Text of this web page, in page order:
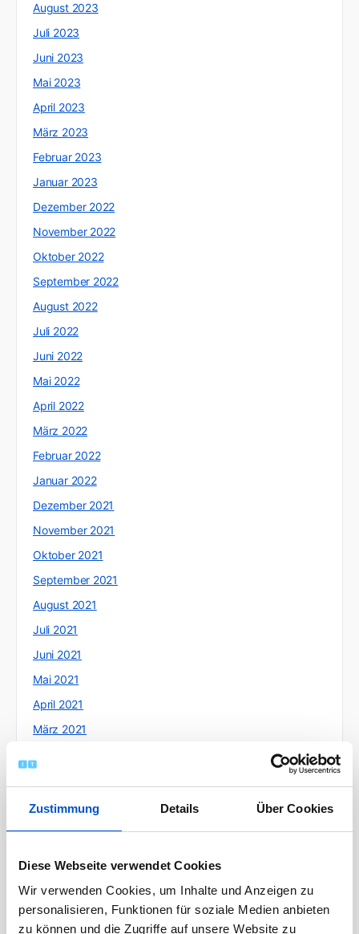
Zustimmung Details Über Cookies
Diese Webseite verwendet Cookies
Wir verwenden Cookies, um Inhalte und Anzeigen zu
personalisieren, Funktionen für soziale Medien anbieten
zu können und die Zugriffe auf unsere Website zu
August 2023
Juli 2023
Juni 2023
Mai 2023
April 2023
März 2023
Februar 2023
Januar 2023
Dezember 2022
November 2022
Oktober 2022
September 2022
August 2022
Juli 2022
Juni 2022
Mai 2022
April 2022
März 2022
Februar 2022
Januar 2022
Dezember 2021
November 2021
Oktober 2021
September 2021
August 2021
Juli 2021
Juni 2021
Mai 2021
April 2021
März 2021
Dezember 2020
November 2020
August 2020
Juli 2020